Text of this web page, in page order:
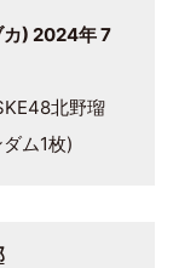
) 2024年 7
北野瑠
ム1枚)